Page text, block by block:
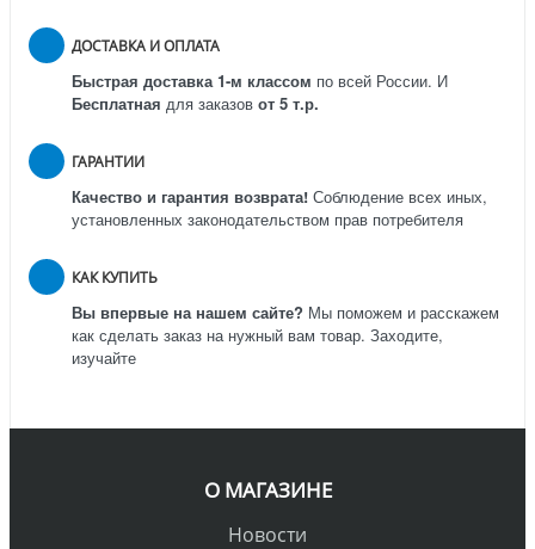
ДОСТАВКА И ОПЛАТА
Быстрая доставка 1-м классом по всей России. И
Бесплатная для заказов от 5 т.р.
ГАРАНТИИ
Качество и гарантия возврата! Соблюдение всех иных,
установленных законодательством прав потребителя
КАК КУПИТЬ
Вы впервые на нашем сайте? Мы поможем и расскажем
как сделать заказ на нужный вам товар. Заходите,
изучайте
О МАГАЗИНЕ
Новости